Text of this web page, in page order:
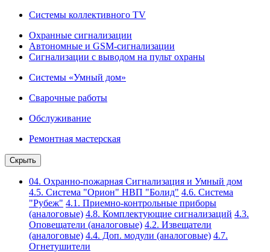
Системы коллективного TV
Охранные сигнализации
Автономные и GSM-сигнализации
Сигнализации с выводом на пульт охраны
Системы «Умный дом»
Сварочные работы
Обслуживание
Ремонтная мастерская
Скрыть
04. Охранно-пожарная Сигнализация и Умный дом
4.5. Система "Орион" НВП "Болид" 4.6. Система
"Рубеж" 4.1. Приемно-контрольные приборы
(аналоговые) 4.8. Комплектующие сигнализаций 4.3.
Оповещатели (аналоговые) 4.2. Извещатели
(аналоговые) 4.4. Доп. модули (аналоговые) 4.7.
Огнетушители